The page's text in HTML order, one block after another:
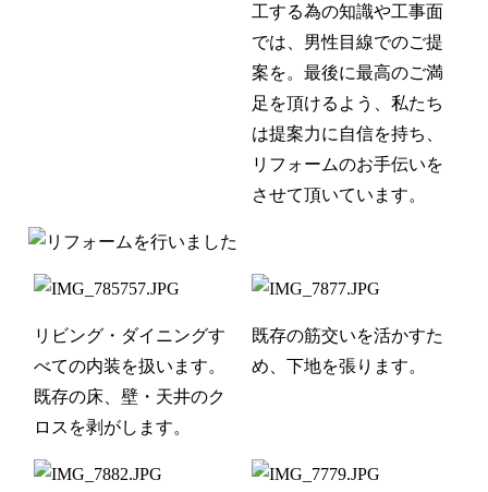
工する為の知識や工事面
では、男性目線でのご提
案を。最後に最高のご満
足を頂けるよう、私たち
は提案力に自信を持ち、
リフォームのお手伝いを
させて頂いています。
リビング・ダイニングす
べての内装を扱います。
既存の床、壁・天井のク
ロスを剥がします。
既存の筋交いを活かすた
め、下地を張ります。